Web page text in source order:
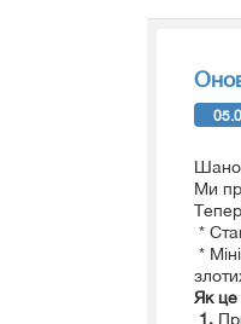
Ми
*
*
Як
1.